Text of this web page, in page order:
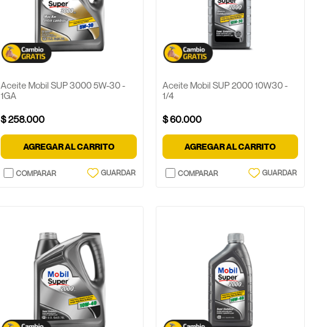
Aceite Mobil SUP 3000 5W-30 -
1GA
$258.000
AGREGAR AL CARRITO
Aceite Mobil SUP 2000 10W30 -
1/4
$60.000
AGREGAR AL CARRITO